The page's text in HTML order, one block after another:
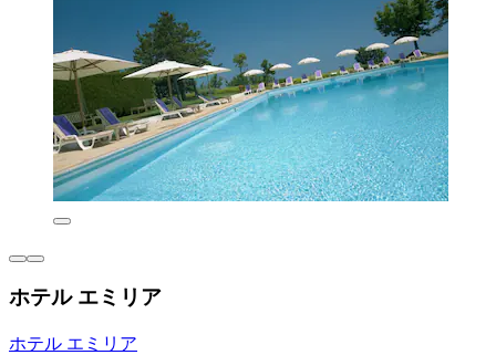
ホテル エミリア
ホテル エミリア